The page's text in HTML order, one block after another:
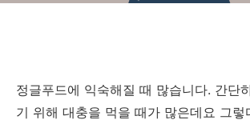
정글푸드에 익숙해질 때 많습니다. 간단
기 위해 대충을 먹을 때가 많은데요 그